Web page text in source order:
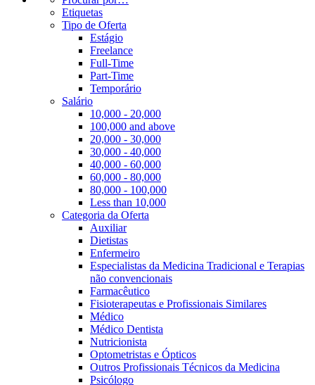
Etiquetas
Tipo de Oferta
Estágio
Freelance
Full-Time
Part-Time
Temporário
Salário
10,000 - 20,000
100,000 and above
20,000 - 30,000
30,000 - 40,000
40,000 - 60,000
60,000 - 80,000
80,000 - 100,000
Less than 10,000
Categoria da Oferta
Auxiliar
Dietistas
Enfermeiro
Especialistas da Medicina Tradicional e Terapias
não convencionais
Farmacêutico
Fisioterapeutas e Profissionais Similares
Médico
Médico Dentista
Nutricionista
Optometristas e Ópticos
Outros Profissionais Técnicos da Medicina
Psicólogo